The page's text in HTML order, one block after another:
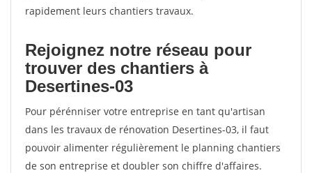
rapidement leurs chantiers travaux.
Rejoignez notre réseau pour
trouver des chantiers à
Desertines-03
Pour pérénniser votre entreprise en tant qu'artisan
dans les travaux de rénovation Desertines-03, il faut
pouvoir alimenter régulièrement le planning chantiers
de son entreprise et doubler son chiffre d'affaires.